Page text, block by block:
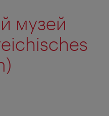
музей